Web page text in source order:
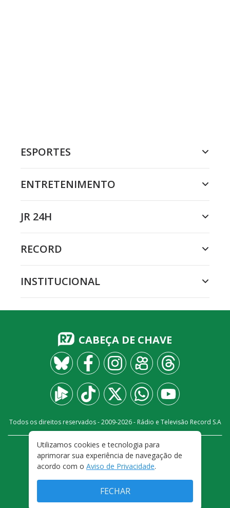
ESPORTES
ENTRETENIMENTO
JR 24H
RECORD
INSTITUCIONAL
CABEÇA DE CHAVE
Todos os direitos reservados - 2009-2026- Rádio e Televisão Record S.A
FALE CONOSCO
PRIVACIDADE
TERMOS E CONDIÇÕES DE USO
Utilizamos cookies e tecnologia para
aprimorar sua experiência de navegação de
acordo com o Aviso de Privacidade.
FECHAR